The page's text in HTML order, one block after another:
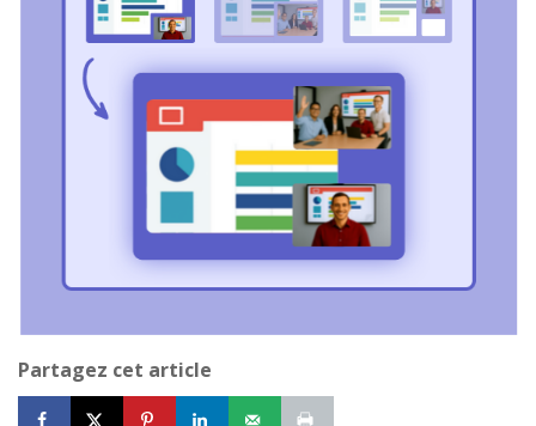
Partagez cet article